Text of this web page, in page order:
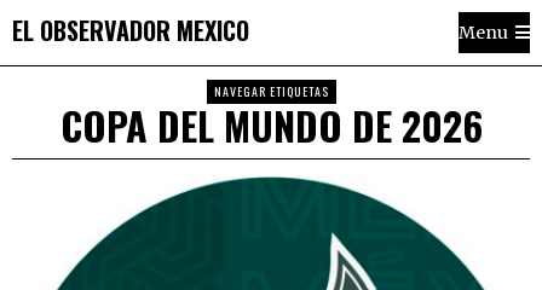
EL OBSERVADOR MEXICO Menu
NAVEGAR ETIQUETAS
COPA DEL MUNDO DE 2026